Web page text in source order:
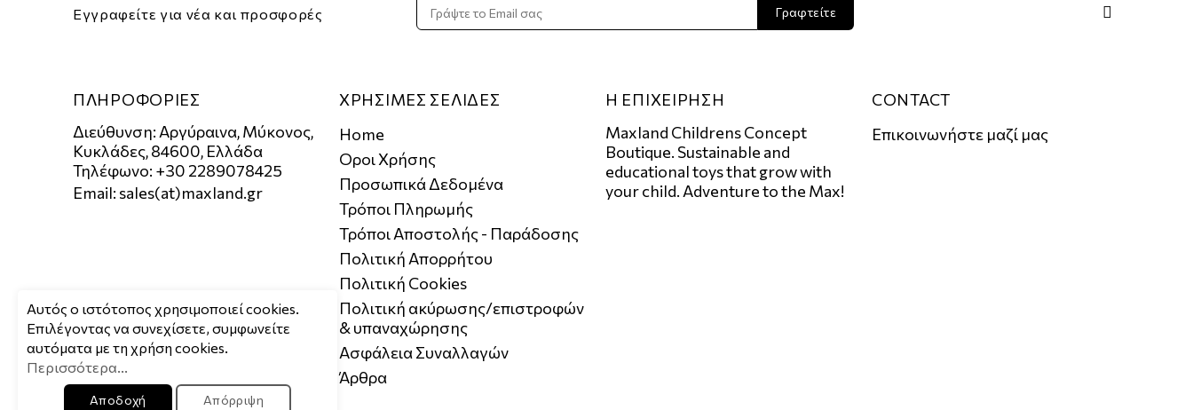
Εγγραφείτε για νέα και προσφορές Γραφτείτε
ΠΛΗΡΟΦΟΡΙΕΣ
Διεύθυνση: Αργύραινα, Μύκονος,
Κυκλάδες, 84600, Ελλάδα
Τηλέφωνο: +30 2289078425
Email: sales(at)maxland.gr
ΧΡΗΣΙΜΕΣ ΣΕΛΙΔΕΣ
Home
Οροι Χρήσης
Προσωπικά Δεδομένα
Τρόποι Πληρωμής
Τρόποι Αποστολής - Παράδοσης
Πολιτική Απορρήτου
Πολιτική Cookies
Πολιτική ακύρωσης/επιστροφών
& υπαναχώρησης
Ασφάλεια Συναλλαγών
Άρθρα
Η ΕΠΙΧΕΙΡΗΣΗ
Maxland Childrens Concept
Boutique. Sustainable and
educational toys that grow with
your child. Adventure to the Max!
CONTACT
Επικοινωνήστε μαζί μας
Aυτός ο ιστότοπος χρησιμοποιεί cookies.
Επιλέγοντας να συνεχίσετε, συμφωνείτε
αυτόματα με τη χρήση cookies.
Περισσότερα...
Αποδοχή Απόρριψη